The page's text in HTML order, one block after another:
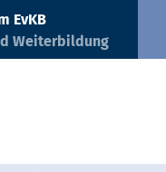
EvKB
Weiterbildung